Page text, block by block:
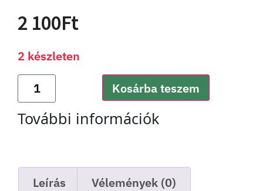
2 100Ft
2 készleten
Kosárba teszem
További információk
Leírás Vélemények (0)